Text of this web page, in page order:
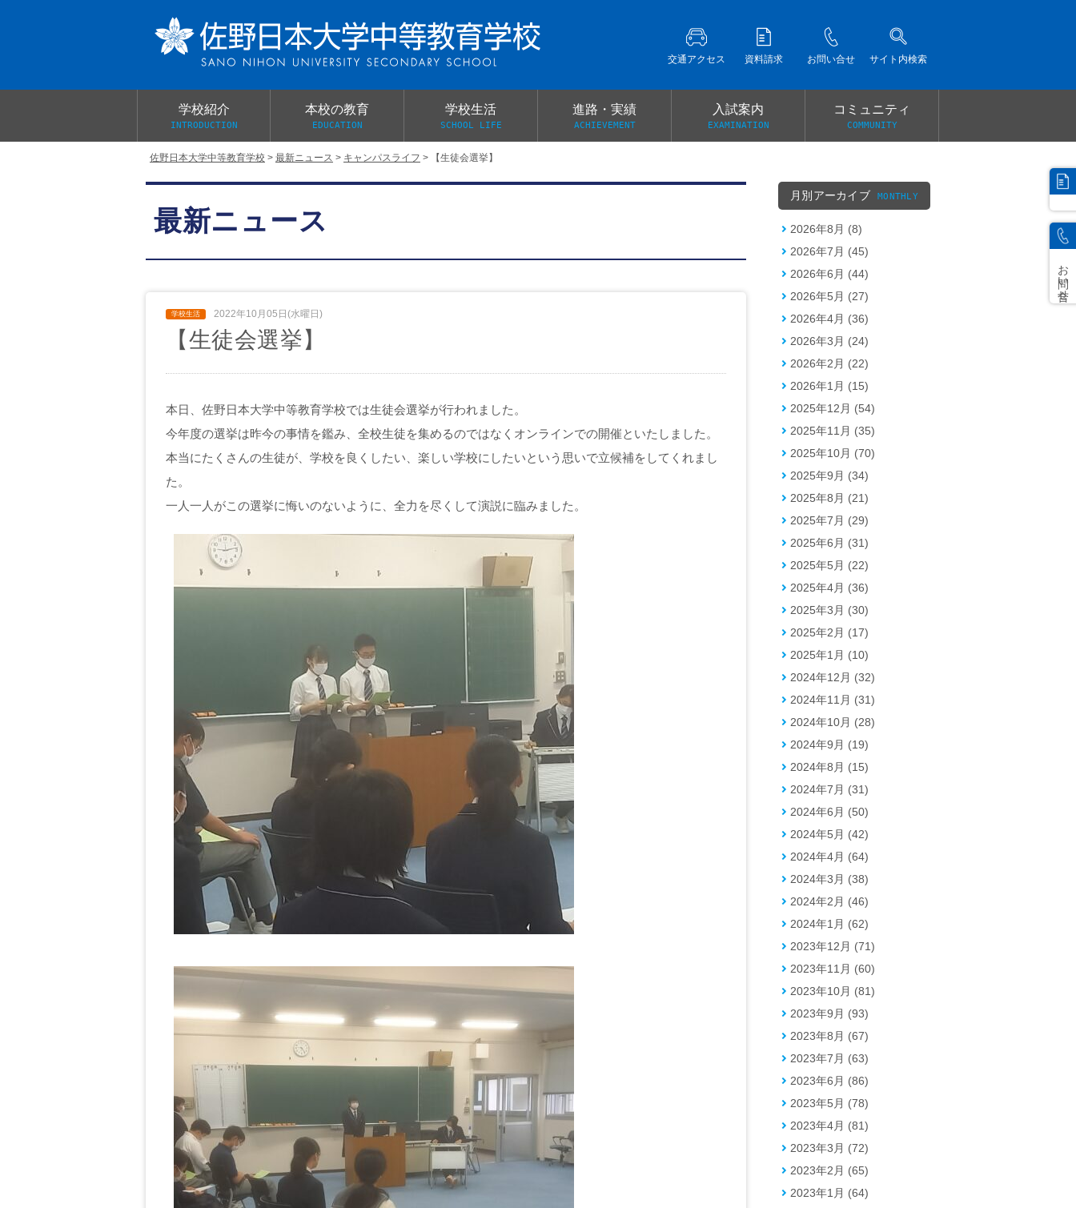
お問い合せ
交通アクセス 資料請求 お問い合せ サイト内検索
佐野日本大学中等教育学校 > 最新ニュース > キャンパスライフ > 【生徒会選挙】
学校紹介
INTRODUCTION
学校案内パンフレット
本校の教育
EDUCATION
総合的探究（学習）の時間
学校生活
SCHOOL LIFE
制服紹介
進路・実績
ACHIEVEMENT
入試案内
EXAMINATION
コミュニティ
COMMUNITY
桜美会
最新ニュース
2022年10月05日(水曜日)
【生徒会選挙】
本日、佐野日本大学中等教育学校では生徒会選挙が行われました。
今年度の選挙は昨今の事情を鑑み、全校生徒を集めるのではなくオンラインでの開催といたしました。
本当にたくさんの生徒が、学校を良くしたい、楽しい学校にしたいという思いで立候補をしてくれまし
た。
一人一人がこの選挙に悔いのないように、全力を尽くして演説に臨みました。
月別アーカイブ MONTHLY
2026年8月 (8)
2026年7月 (45)
2026年6月 (44)
2026年5月 (27)
2026年4月 (36)
2026年3月 (24)
2026年2月 (22)
2026年1月 (15)
2025年12月 (54)
2025年11月 (35)
2025年10月 (70)
2025年9月 (34)
2025年8月 (21)
2025年7月 (29)
2025年6月 (31)
2025年5月 (22)
2025年4月 (36)
2025年3月 (30)
2025年2月 (17)
2025年1月 (10)
2024年12月 (32)
2024年11月 (31)
2024年10月 (28)
2024年9月 (19)
2024年8月 (15)
2024年7月 (31)
2024年6月 (50)
2024年5月 (42)
2024年4月 (64)
2024年3月 (38)
2024年2月 (46)
2024年1月 (62)
2023年12月 (71)
2023年11月 (60)
2023年10月 (81)
2023年9月 (93)
2023年8月 (67)
2023年7月 (63)
2023年6月 (86)
2023年5月 (78)
2023年4月 (81)
2023年3月 (72)
2023年2月 (65)
2023年1月 (64)